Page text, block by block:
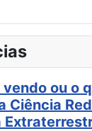
ou o
Ciência